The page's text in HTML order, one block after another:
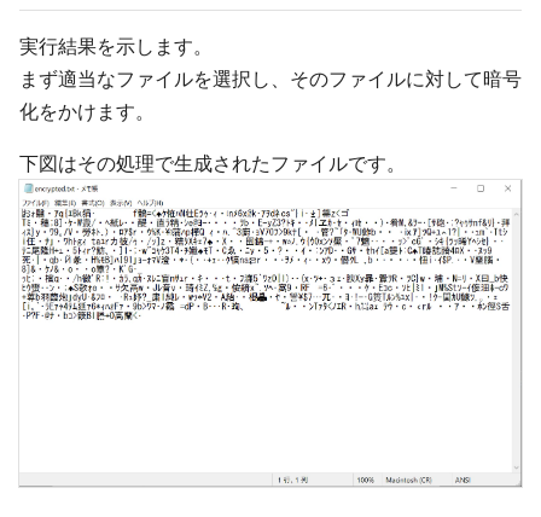
実行結果を示します。
まず適当なファイルを選択し、そのファイルに対して暗号
化をかけます。
下図はその処理で生成されたファイルです。